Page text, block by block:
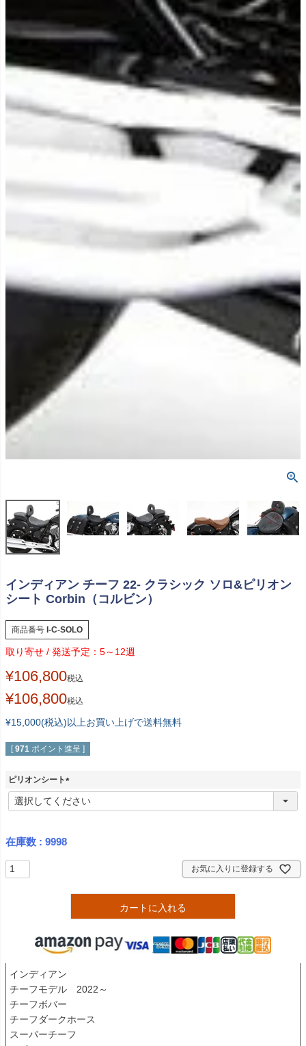
インディアン チーフ 22- クラシック ソロ&ピリオン
シート Corbin（コルビン）
商品番号 I-C-SOLO
5～12週
¥106,800税込
¥106,800税込
¥15,000(税込)以上お買い上げで送料無料
[ 971 ポイント進呈 ]
ピリオンシート
(
必
在庫数 9998
お気に入りに登録する
カートに入れる
インディアン
チーフモデル　2022～
チーフボバー
チーフダークホース
スーパーチーフ